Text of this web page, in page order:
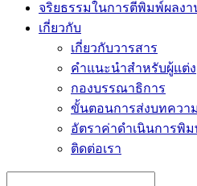
จริยธรรมในการตีพิมพ์ผลงา
เกี่ยวกับ
เกี่ยวกับวารสาร
คำแนะนำสำหรับผู้แต่ง
กองบรรณาธิการ
ขั้นตอนการส่งบทความ
อัตราค่าดำเนินการพิ
ติดต่อเรา